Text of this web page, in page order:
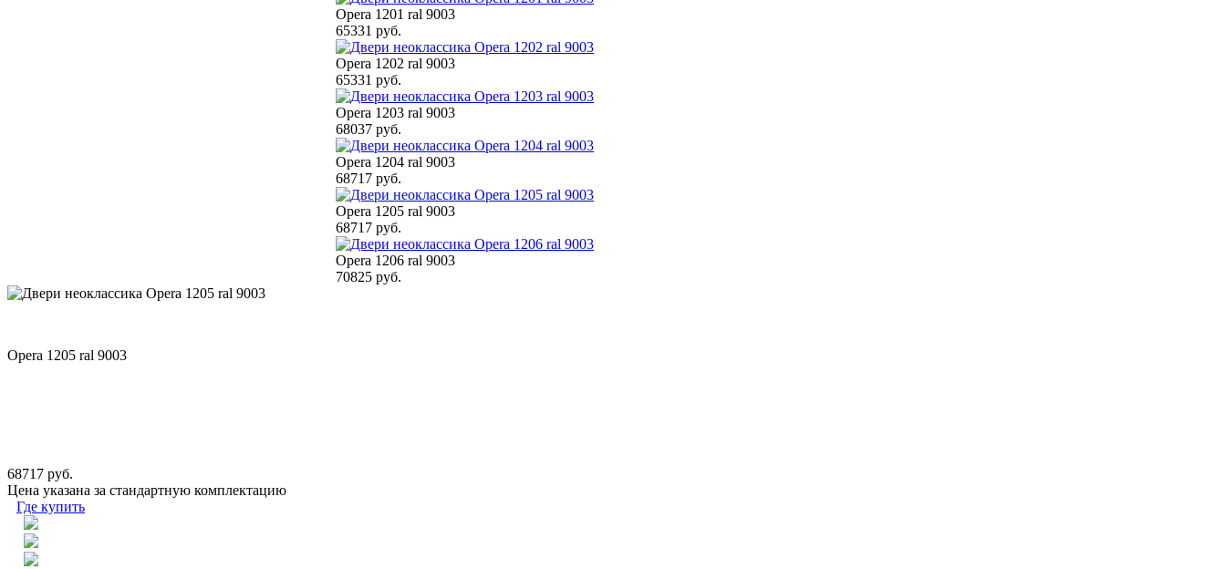
Opera 1201 ral 9003
65331 руб.
Opera 1202 ral 9003
65331 руб.
Opera 1203 ral 9003
68037 руб.
Opera 1204 ral 9003
68717 руб.
Opera 1205 ral 9003
68717 руб.
Opera 1206 ral 9003
70825 руб.
Opera 1205 ral 9003
68717 руб.
Цена указана за стандартную комплектацию
Где купить